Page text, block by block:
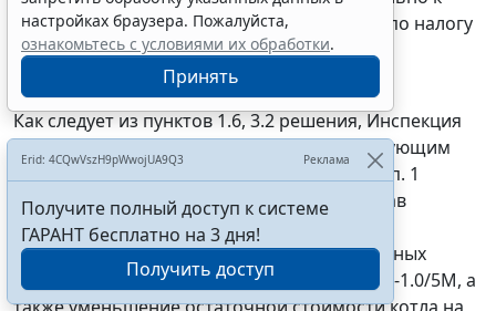
этому сроку и определяло налоговую базу по налогу
на имущество, исходя из учета этих
амортизационных отчислений.
Как следует из пунктов 1.6, 3.2 решения, Инспекция
посчитала неправомерным, не соответствующим
требованиям
п. 1 ст. 252 НК РФ, п. 1
ст. 375,п. 4 ст. 376НК РФ, включение в состав
расходов, уменьшающих доходы в целях
налогообложения прибыли, амортизационных
отчислений по судовому котлоагрегату КГВ-1.0/5М, а
настройках браузера. Пожалуйста,
ознакомьтесь с условиями их обработки.
Принять
Erid: 4CQwVszH9pWwojUA9Q3 Реклама
Получите полный доступ к системе
ГАРАНТ бесплатно на 3 дня!
Получить доступ